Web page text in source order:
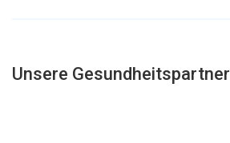
Unsere Gesundheitspartner